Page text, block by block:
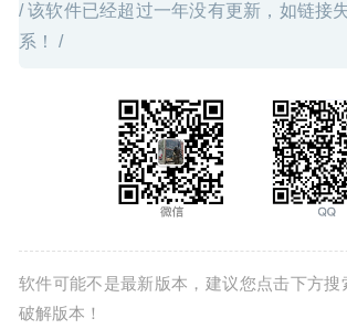
/ 该软件已经超过一年没有更新，如链接
系！ /
软件可能不是最新版本，建议您点击下方搜
破解版本！